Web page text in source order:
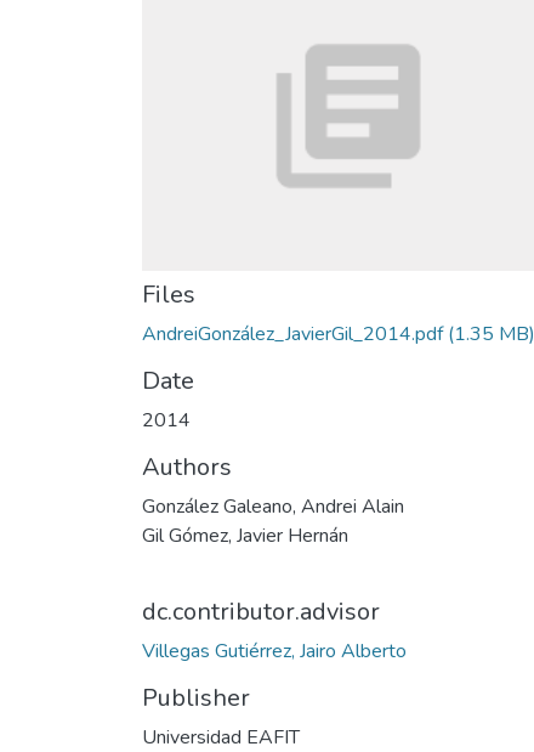
Files
AndreiGonzález_JavierGil_2014.pdf(1.35 MB)
Date
2014
Authors
González Galeano, Andrei Alain
Gil Gómez, Javier Hernán
dc.contributor.advisor
Villegas Gutiérrez, Jairo Alberto
Publisher
Universidad EAFIT